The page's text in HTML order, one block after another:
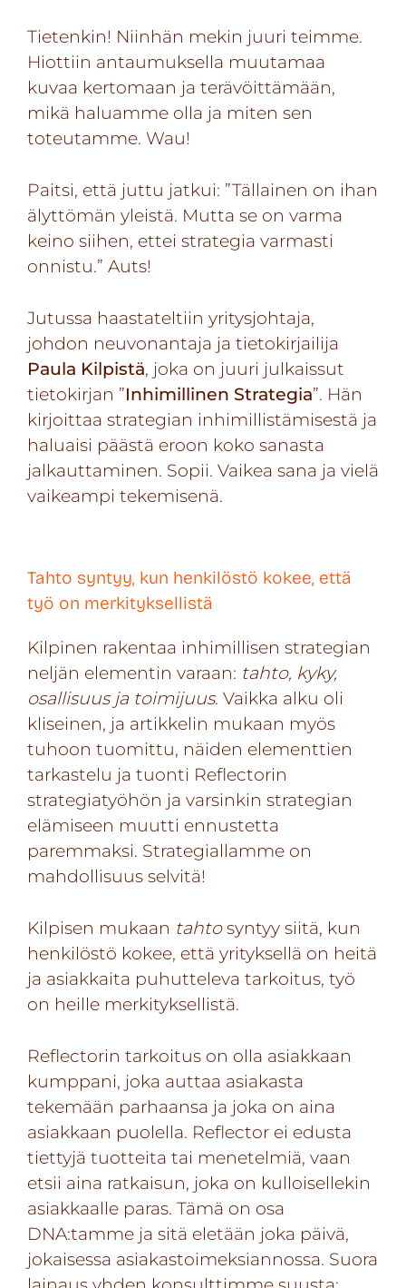
Tietenkin! Niinhän mekin juuri teimme.
Hiottiin antaumuksella muutamaa
kuvaa kertomaan ja terävöittämään,
mikä haluamme olla ja miten sen
toteutamme. Wau!
Paitsi, että juttu jatkui: ”Tällainen on ihan
älyttömän yleistä. Mutta se on varma
keino siihen, ettei strategia varmasti
onnistu.” Auts!
Jutussa haastateltiin yritysjohtaja,
johdon neuvonantaja ja tietokirjailija
Paula Kilpistä, joka on juuri julkaissut
tietokirjan ”Inhimillinen Strategia”. Hän
kirjoittaa strategian inhimillistämisestä ja
haluaisi päästä eroon koko sanasta
jalkauttaminen. Sopii. Vaikea sana ja vielä
vaikeampi tekemisenä.
Tahto syntyy, kun henkilöstö kokee, että
työ on merkityksellistä
Kilpinen rakentaa inhimillisen strategian
neljän elementin varaan: tahto, kyky,
osallisuus ja toimijuus. Vaikka alku oli
kliseinen, ja artikkelin mukaan myös
tuhoon tuomittu, näiden elementtien
tarkastelu ja tuonti Reflectorin
strategiatyöhön ja varsinkin strategian
elämiseen muutti ennustetta
paremmaksi. Strategiallamme on
mahdollisuus selvitä!
Kilpisen mukaan tahtosyntyy siitä, kun
henkilöstö kokee, että yrityksellä on heitä
ja asiakkaita puhutteleva tarkoitus, työ
on heille merkityksellistä.
Reflectorin tarkoitus on olla asiakkaan
kumppani, joka auttaa asiakasta
tekemään parhaansa ja joka on aina
asiakkaan puolella. Reflector ei edusta
tiettyjä tuotteita tai menetelmiä, vaan
etsii aina ratkaisun, joka on kulloisellekin
asiakkaalle paras. Tämä on osa
DNA:tamme ja sitä eletään joka päivä,
jokaisessa asiakastoimeksiannossa. Suora